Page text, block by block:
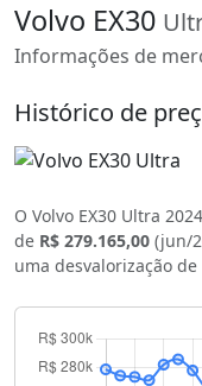
Volvo EX30
Informações de
Histórico de
O Volvo EX30 Ultra
de R$ 279.165,00 (jun/
uma desvalorização de